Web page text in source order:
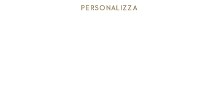
PERSONALIZZA